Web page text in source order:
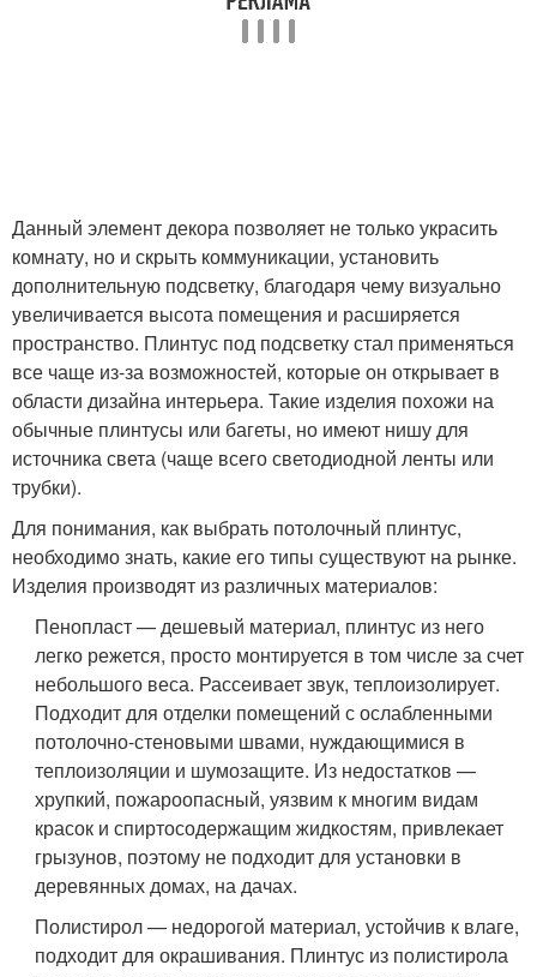
Данный элемент декора позволяет не только украсить
комнату, но и скрыть коммуникации, установить
дополнительную подсветку, благодаря чему визуально
увеличивается высота помещения и расширяется
пространство. Плинтус под подсветку стал применяться
все чаще из-за возможностей, которые он открывает в
области дизайна интерьера. Такие изделия похожи на
обычные плинтусы или багеты, но имеют нишу для
источника света (чаще всего светодиодной ленты или
трубки).
Для понимания, как выбрать потолочный плинтус,
необходимо знать, какие его типы существуют на рынке.
Изделия производят из различных материалов:
Пенопласт — дешевый материал, плинтус из него
легко режется, просто монтируется в том числе за счет
небольшого веса. Рассеивает звук, теплоизолирует.
Подходит для отделки помещений с ослабленными
потолочно-стеновыми швами, нуждающимися в
теплоизоляции и шумозащите. Из недостатков —
хрупкий, пожароопасный, уязвим к многим видам
красок и спиртосодержащим жидкостям, привлекает
грызунов, поэтому не подходит для установки в
деревянных домах, на дачах.
Полистирол — недорогой материал, устойчив к влаге,
подходит для окрашивания. Плинтус из полистирола